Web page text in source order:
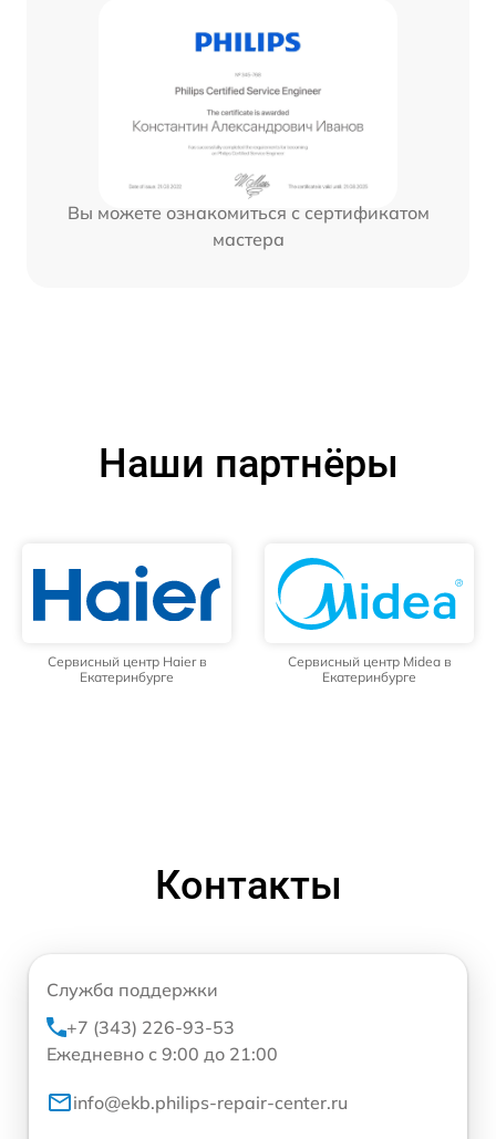
Вы можете ознакомиться с сертификатом
мастера
Наши партнёры
Сервисный центр Haier в
Екатеринбурге
Сервисный центр Midea в
Екатеринбурге
Контакты
Служба поддержки
+7 (343) 226-93-53
Ежедневно с 9:00 до 21:00
info@ekb.philips-repair-center.ru